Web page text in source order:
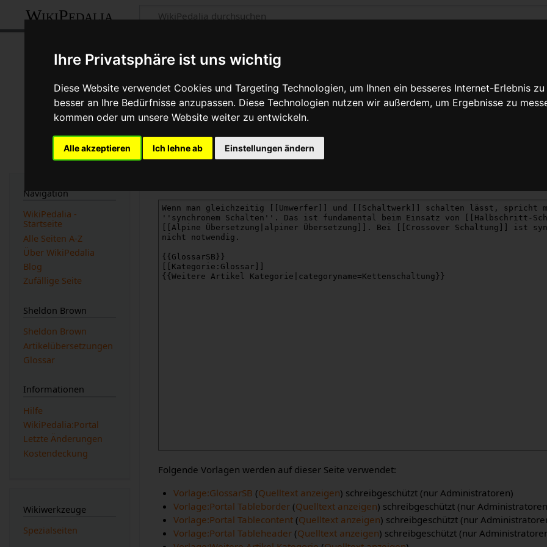
Ihre Privatsphäre ist uns wichtig
Diese Website verwendet Cookies und Targeting Technologien, um Ihnen ein besseres Internet-Erlebnis
besser an Ihre Bedürfnisse anzupassen. Diese Technologien nutzen wir außerdem, um Ergebnisse zu
kommen oder um unsere Website weiter zu entwickeln.
Alle akzeptieren Ich lehne ab Einstellungen ändern
WikiPedalia
Quelltext der Seite Synchrones Schalten
Seite Diskussion Quelltext anzeigen
←Synchrones Schalten
Diese Aktion ist auf Benutzer beschränkt, die der Gruppe „
Folgende Vorlagen werden auf dieser Seite verwendet:
Vorlage:GlossarSB (Quelltext anzeigen) schreibgeschützt (nur Administratoren)
Vorlage:Portal Tableborder(Quelltext anzeigen) schreibgeschützt (nur
Vorlage:Portal Tablecontent(Quelltext anzeigen) schreibgeschützt (nur
Vorlage:Portal Tableheader(Quelltext anzeigen) schreibgeschützt (nur
Navigation
WikiPedalia -
Startseite
Alle Seiten A-Z
Über WikiPedalia
Blog
Zufällige Seite
Sheldon Brown
Sheldon Brown
Artikelübersetzungen
Glossar
Informationen
Hilfe
WikiPedalia:Portal
Letzte Änderungen
Kostendeckung
Wikiwerkzeuge
Spezialseiten